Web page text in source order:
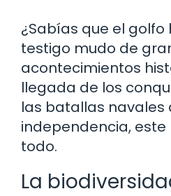
¿Sabías que el golfo
testigo mudo de
acontecimientos
llegada de los
las batallas navales
independencia,
todo.
La